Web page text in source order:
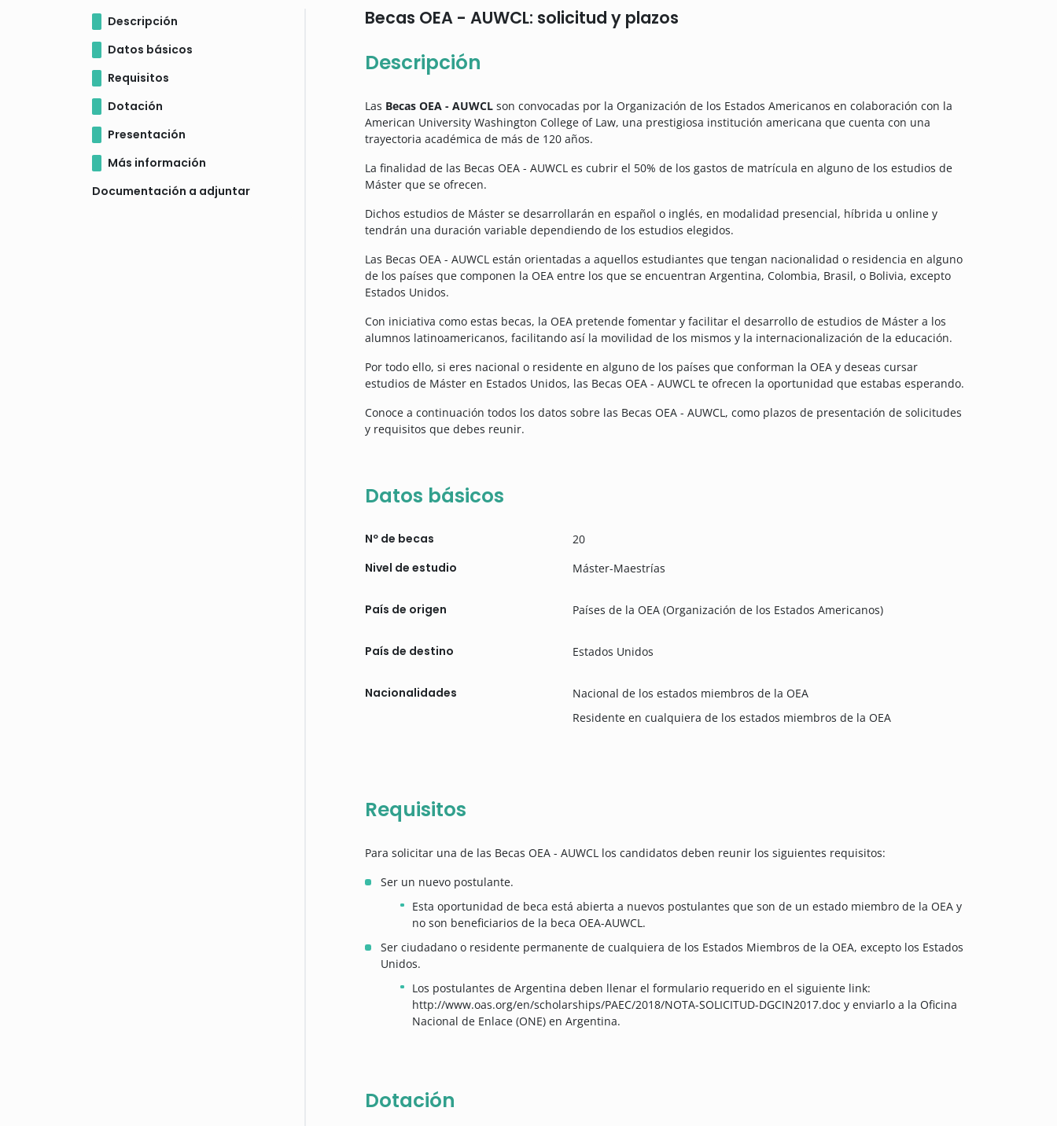
Descripción
Datos básicos
Requisitos
Dotación
Presentación
Más información
Documentación a adjuntar
Becas OEA - AUWCL: solicitud y plazos
Descripción
Las Becas OEA - AUWCL son convocadas por la Organización de los Estados Americanos en colaboración con la
American University Washington College of Law, una prestigiosa institución americana que cuenta con una
trayectoria académica de más de 120 años.
La finalidad de las Becas OEA - AUWCL es cubrir el 50% de los gastos de matrícula en alguno de los estudios de
Máster que se ofrecen.
Dichos estudios de Máster se desarrollarán en español o inglés, en modalidad presencial, híbrida u online y
tendrán una duración variable dependiendo de los estudios elegidos.
Las Becas OEA - AUWCL están orientadas a aquellos estudiantes que tengan nacionalidad o residencia en alguno
de los países que componen la OEA entre los que se encuentran Argentina, Colombia, Brasil, o Bolivia, excepto
Estados Unidos.
Con iniciativa como estas becas, la OEA pretende fomentar y facilitar el desarrollo de estudios de Máster a los
alumnos latinoamericanos, facilitando así la movilidad de los mismos y la internacionalización de la educación.
Por todo ello, si eres nacional o residente en alguno de los países que conforman la OEA y deseas cursar
estudios de Máster en Estados Unidos, las Becas OEA - AUWCL te ofrecen la oportunidad que estabas esperando.
Conoce a continuación todos los datos sobre las Becas OEA - AUWCL, como plazos de presentación de solicitudes
y requisitos que debes reunir.
Datos básicos
Nº de becas 20
Nivel de estudio Máster-Maestrías
País de origen Países de la OEA (Organización de los Estados Americanos)
País de destino Estados Unidos
Nacionalidades
Nacional de los estados miembros de la OEA
Residente en cualquiera de los estados miembros de la OEA
Requisitos
Para solicitar una de las Becas OEA - AUWCL los candidatos deben reunir los siguientes requisitos:
Ser un nuevo postulante.
Esta oportunidad de beca está abierta a nuevos postulantes que son de un estado miembro de la OEA y
no son beneficiarios de la beca OEA-AUWCL.
Ser ciudadano o residente permanente de cualquiera de los Estados Miembros de la OEA, excepto los Estados
Unidos.
Los postulantes de Argentina deben llenar el formulario requerido en el siguiente link:
http://www.oas.org/en/scholarships/PAEC/2018/NOTA-SOLICITUD-DGCIN2017.doc y enviarlo a la Oficina
Nacional de Enlace (ONE) en Argentina.
Dotación